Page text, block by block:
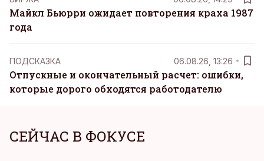
Майкл Бьюрри ожидает повторения краха 1987
года
ПОДСКАЗКА 06.08.26, 13:26
Отпускные и окончательный расчет: ошибки,
которые дорого обходятся работодателю
СЕЙЧАС В ФОКУСЕ